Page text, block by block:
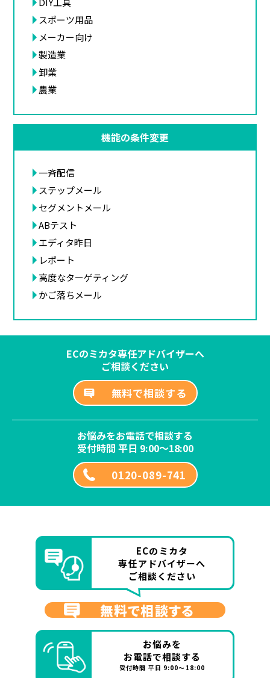
スポーツ用品
メーカー向け
製造業
卸業
農業
機能の条件変更
一斉配信
ステップメール
セグメントメール
ABテスト
エディタ昨日
レポート
高度なターゲティング
かご落ちメール
ECのミカタ専任アドバイザーへ
ご相談ください
無料で相談する
お悩みをお電話で相談する
受付時間 平日 9:00～18:00
0120-089-741
ECのミカタ
専任アドバイザーへ
ご相談ください
無料で相談する
お悩みを
お電話で相談する
受付時間 平日 9:00～18:00